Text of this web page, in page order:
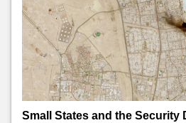
Small States and the Security